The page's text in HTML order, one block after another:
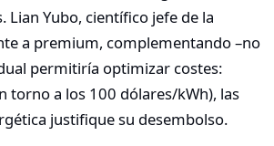
Yubo, científico jefe de la
a premium, complementando –no
permitiría optimizar costes:
torno a los 100 dólares/kWh), las
justifique su desembolso.